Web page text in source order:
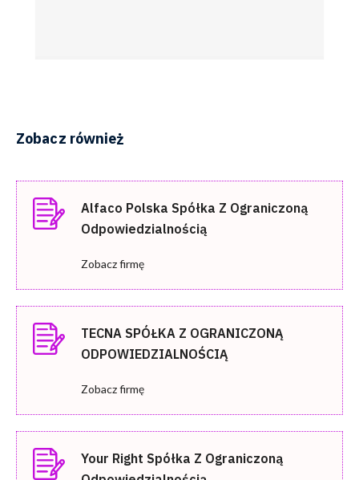
Zobacz również
Alfaco Polska Spółka Z Ograniczoną
Odpowiedzialnością
Zobacz firmę
TECNA SPÓŁKA Z OGRANICZONĄ
ODPOWIEDZIALNOŚCIĄ
Zobacz firmę
Your Right Spółka Z Ograniczoną